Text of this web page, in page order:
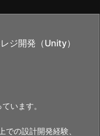
ジ開発（Unity）
います。
の設計開発経験、